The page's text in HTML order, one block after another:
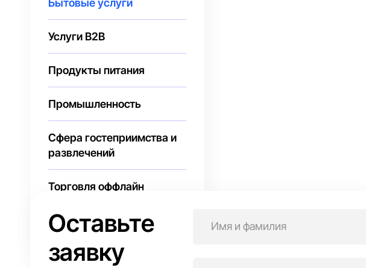
Бытовые услуги
Услуги В2В
Продукты питания
Промышленность
Сфера гостеприимства и
развлечений
Торговля оффлайн
Бьюти-сфера
Оставьте
заявку